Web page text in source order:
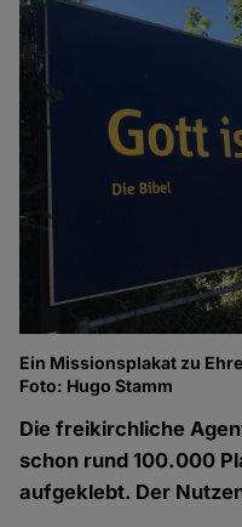
Ein Missionsplakat zu
Foto: Hugo Stamm
Die freikirchliche
schon rund 100.000
aufgeklebt. Der